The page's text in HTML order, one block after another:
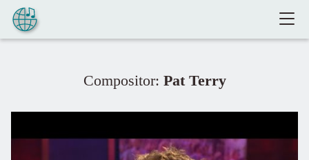
Pular para o conteúdo
Compositor: Pat Terry